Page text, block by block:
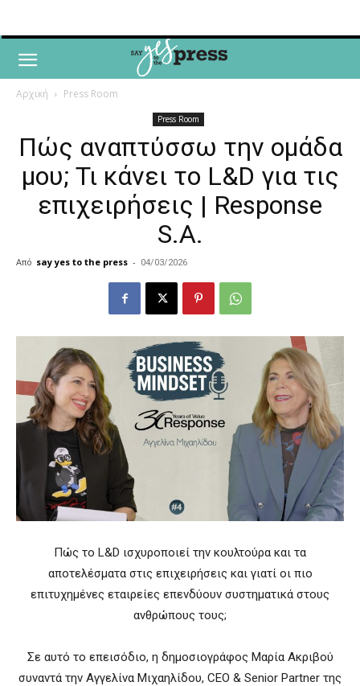
Αρχική Press Room
Press Room
Πώς αναπτύσσω την ομάδα
μου; Τι κάνει το L&D για τις
επιχειρήσεις | Response
S.A.
Από say yes to the press - 04/03/2026
Πώς το L&D ισχυροποιεί την κουλτούρα και τα
αποτελέσματα στις επιχειρήσεις και γιατί οι πιο
επιτυχημένες εταιρείες επενδύουν συστηματικά στους
ανθρώπους τους;
Σε αυτό το επεισόδιο, η δημοσιογράφος Μαρία Ακριβού
συναντά την Αγγελίνα Μιχαηλίδου, CEO & Senior Partner της